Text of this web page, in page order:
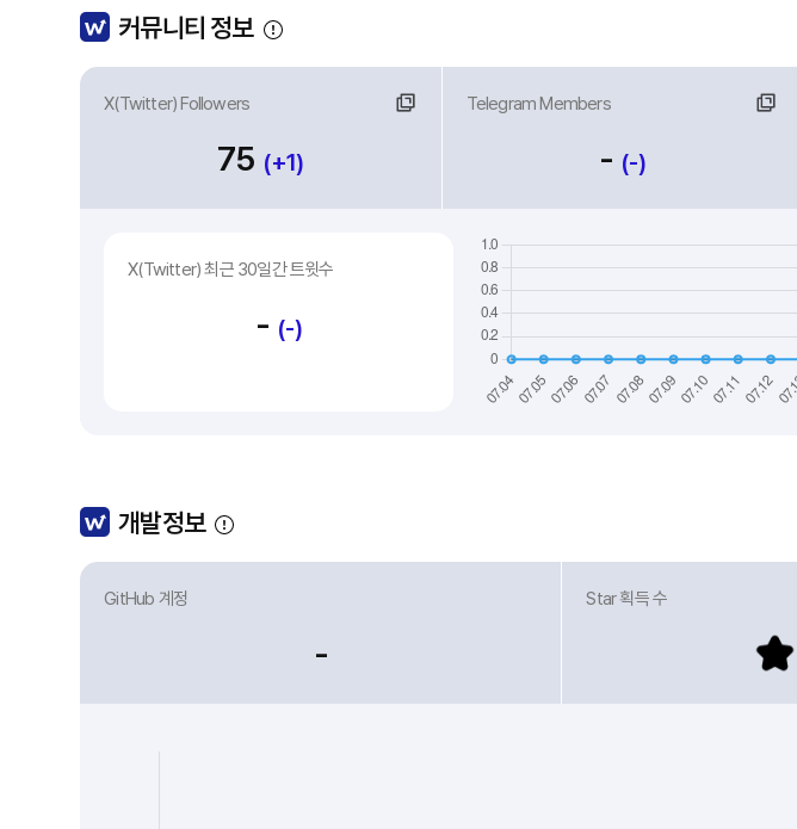
커뮤니티 정보
X(Twitter) Followers
75 (+1)
Telegram Members
링크
- (-)
링크
X(Twitter) 최근 30일간 트윗수
- (-)
개발정보
GitHub 계정
-
Star 획득 수